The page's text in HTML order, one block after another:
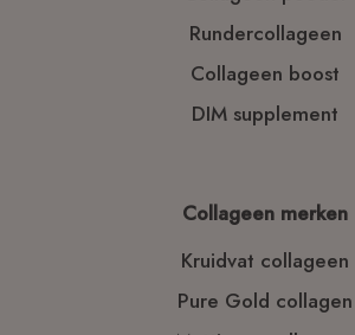
Rundercollageen
Collageen boost
DIM supplement
Collageen merken
Kruidvat collageen
Pure Gold collagen